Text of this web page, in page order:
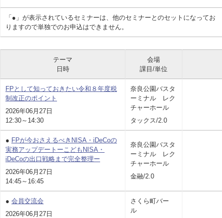
「●」が表示されているセミナーは、他のセミナーとのセットになってお
りますので単独でのお申込はできません。
テーマ
日時
会場
課目/単位
FPとして知っておきたい令和８年度税
制改正のポイント
2026年06月27日
12:30～14:30
奈良公園バスタ
ーミナル レク
チャーホール
タックス/2.0
● FPが今おさえるべきNISA・iDeCoの
実務アップデートーこどもNISA・
iDeCoの出口戦略まで完全整理ー
2026年06月27日
14:45～16:45
奈良公園バスタ
ーミナル レク
チャーホール
金融/2.0
● 会員交流会
2026年06月27日
さくら町バー
ル